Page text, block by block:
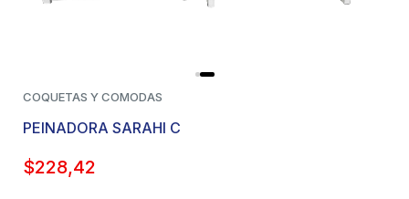
COQUETAS Y COMODAS
PEINADORA SARAHI C
$228,42